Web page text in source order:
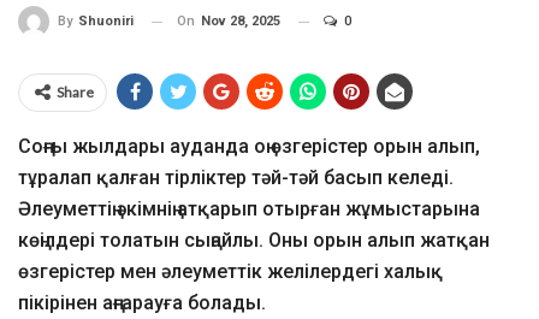
By Shuoniri On Nov 28, 2025 0
Share
Соңғы жылдары ауданда оң өзгерістер орын алып,
тұралап қалған тірліктер тәй-тәй басып келеді.
Әлеуметтің әкімнің атқарып отырған жұмыстарына
көңілдері толатын сыңайлы. Оны орын алып жатқан
өзгерістер мен әлеуметтік желілердегі халық
пікірінен аңғарауға болады.